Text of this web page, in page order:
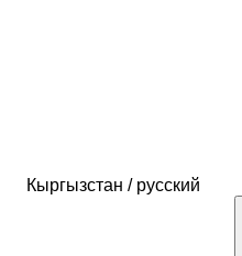
Кыргызстан / русский